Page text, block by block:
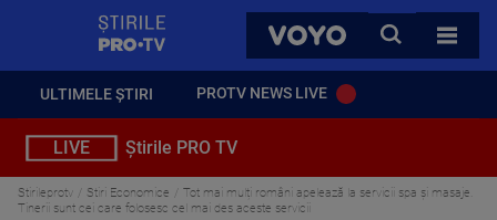
VOYO
CAUTA
TOATE
ULTIMELE ȘTIRI PROTV NEWS LIVE
LIVE Știrile PRO TV
Stirileprotv Stiri Economice
Tot mai mulți români apelează la servicii spa și masaje.
Tinerii sunt cei care folosesc cel mai des aceste servicii